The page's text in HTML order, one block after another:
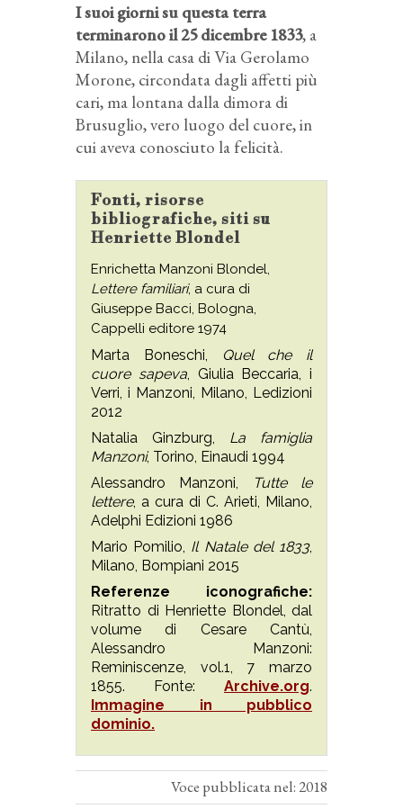
I suoi giorni su questa terra
terminarono il 25 dicembre 1833, a
Milano, nella casa di Via Gerolamo
Morone, circondata dagli affetti più
cari, ma lontana dalla dimora di
Brusuglio, vero luogo del cuore, in
cui aveva conosciuto la felicità.
Fonti, risorse
bibliografiche, siti su
Henriette Blondel
Enrichetta Manzoni Blondel,
Lettere familiari, a cura di
Giuseppe Bacci, Bologna,
Cappelli editore 1974
Marta Boneschi,
Quel che il
cuore sapeva, Giulia Beccaria, i
Verri, i Manzoni, Milano, Ledizioni
2012
Natalia Ginzburg, La famiglia
Manzoni, Torino, Einaudi 1994
Alessandro Manzoni,
Tutte le
lettere, a cura di C. Arieti, Milano,
Adelphi Edizioni 1986
Mario Pomilio, Il Natale del 1833,
Milano, Bompiani 2015
Referenze iconografiche:
Ritratto di Henriette Blondel, dal
volume di Cesare Cantù,
Alessandro Manzoni:
Reminiscenze, vol.1, 7 marzo
1855. Fonte: Archive.org.
Immagine in pubblico
dominio.
Voce pubblicata nel: 2018